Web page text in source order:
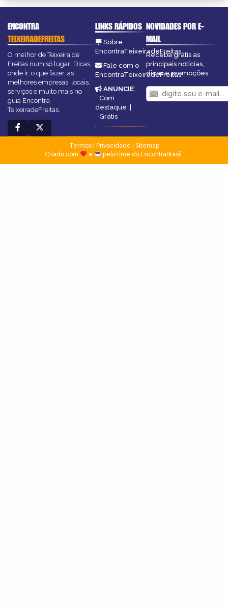
ENCONTRA
TEIXEIRADEFREITAS
O melhor de Teixeira de
Freitas num só lugar! Dicas,
onde ir, o que fazer, as
melhores empresas, locais,
serviços e muito mais no
guia Encontra
TeixeiradeFreitas.
LINKS RÁPIDOS
Sobre
EncontraTeixeiradeFreitas
Fale com o
EncontraTeixeiradeFreitas
ANUNCIE:
Com
destaque |
Grátis
NOVIDADES POR E-
MAIL
Receba grátis as
principais notícias,
dicas e promoções
Termos| Privacidade
Sitemap
Criado com
e pelo time do EncontraBrasil